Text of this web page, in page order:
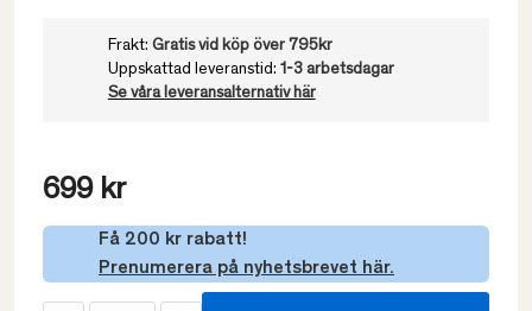
Frakt: Gratis vid köp över 795kr
Uppskattad leveranstid: 1-3 arbetsdagar
Se våra leveransalternativ här
699 kr
Få 200 kr rabatt!
Prenumerera på nyhetsbrevet här.